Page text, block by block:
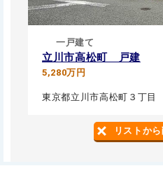
一戸建て
立川市高松町 戸建
5,280万円
東京都立川市高松町３丁目
リストか